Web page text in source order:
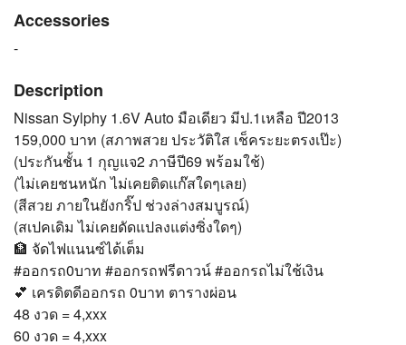
Accessories
-
Description
Nissan Sylphy 1.6V Auto มือเดียว มีป.1เหลือ ปี2013
159,000 บาท (สภาพสวย ประวัติใส เช็คระยะตรงเป๊ะ)
(ประกันชั้น 1 กุญแจ2 ภาษีปี69 พร้อมใช้)
(ไม่เคยชนหนัก ไม่เคยติดแก๊สใดๆเลย)
(สีสวย ภายในยังกริ๊ป ช่วงล่างสมบูรณ์)
(สเปคเดิม ไม่เคยดัดแปลงแต่งซิ่งใดๆ)
🏦 จัดไฟแนนซ์ได้เต็ม
#ออกรถ0บาท #ออกรถฟรีดาวน์ #ออกรถไม่ใช้เงิน
💕 เครดิตดีออกรถ 0บาท ตารางผ่อน
48 งวด = 4,xxx
60 งวด = 4,xxx